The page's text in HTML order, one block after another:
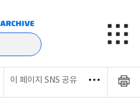
이 페이지 SNS 공유